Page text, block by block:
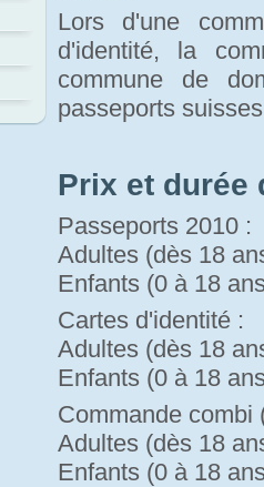
Lors d'une
d'identité, la
commune de
passeports
Prix et durée
Passeports 2010 :
Adultes (dès 18
Enfants (0 à 18
Cartes d'identité :
Adultes (dès 18
Enfants (0 à 18
Commande combi
Adultes (dès 18
Enfants (0 à 18